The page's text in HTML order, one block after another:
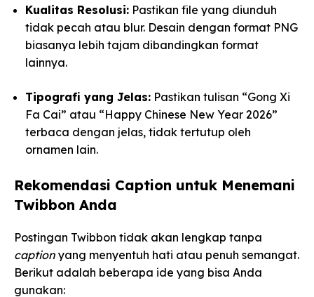
Kualitas Resolusi: Pastikan file yang diunduh
tidak pecah atau blur. Desain dengan format PNG
biasanya lebih tajam dibandingkan format
lainnya.
Tipografi yang Jelas: Pastikan tulisan “Gong Xi
Fa Cai” atau “Happy Chinese New Year 2026”
terbaca dengan jelas, tidak tertutup oleh
ornamen lain.
Rekomendasi Caption untuk Menemani
Twibbon Anda
Postingan Twibbon tidak akan lengkap tanpa
caption yang menyentuh hati atau penuh semangat.
Berikut adalah beberapa ide yang bisa Anda
gunakan: